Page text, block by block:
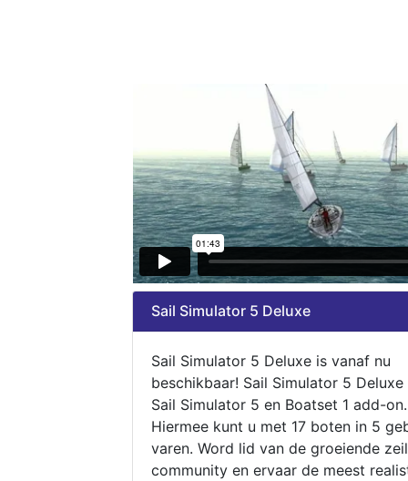
Sail Simulator 5 Deluxe
Sail Simulator 5 Deluxe is vanaf nu
beschikbaar! Sail Simulator 5
Sail Simulator 5 en Boatset 1 add-on.
Hiermee kunt u met 17 boten in 5
varen. Word lid van de groeiende zeil
community en ervaar de meest